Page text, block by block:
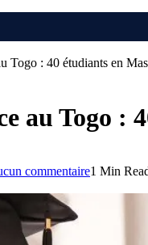
Togo : 40 étudiants en
au Togo
commentaire1 Min